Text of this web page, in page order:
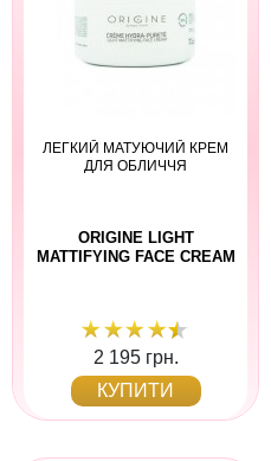
ЛЕГКИЙ МАТУЮЧИЙ КРЕМ
ДЛЯ ОБЛИЧЧЯ
ORIGINE LIGHT
MATTIFYING FACE CREAM
2 195 грн.
КУПИТИ